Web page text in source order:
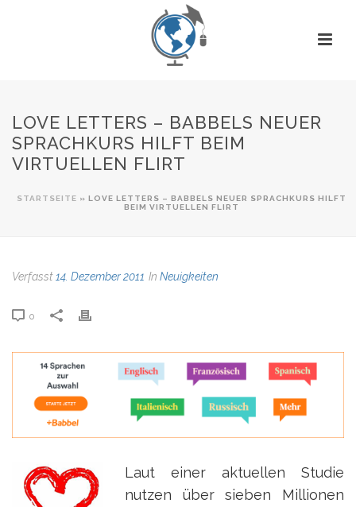
LOVE LETTERS – BABBELS NEUER
SPRACHKURS HILFT BEIM
VIRTUELLEN FLIRT
STARTSEITE » LOVE LETTERS – BABBELS NEUER SPRACHKURS HILFT
BEIM VIRTUELLEN FLIRT
Verfasst 14. Dezember 2011 In Neuigkeiten
0
Laut einer aktuellen Studie
nutzen über sieben Millionen